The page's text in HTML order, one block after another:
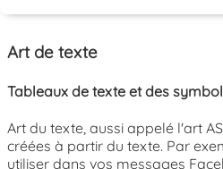
Art de texte
Tableaux de texte et des
Art du texte, aussi appelé l'art
créées à partir du texte. Par
utiliser dans vos messages